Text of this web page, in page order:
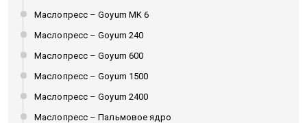
Маслопресс – Goyum MK 6
Маслопресс – Goyum 240
Маслопресс – Goyum 600
Маслопресс – Goyum 1500
Маслопресс – Goyum 2400
Маслопресс – Пальмовое ядро